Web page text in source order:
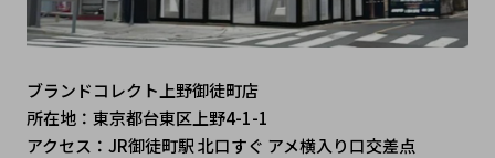
ブランドコレクト上野御徒町店
所在地：東京都台東区上野4-1-1
アクセス：JR御徒町駅 北口すぐ アメ横入り口交差点